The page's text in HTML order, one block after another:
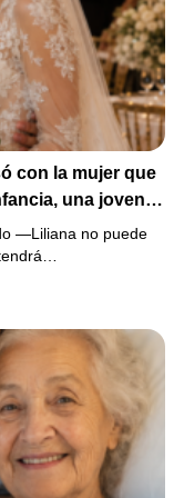
con la mujer que
una joven
vida. Tras su
y me confesó la
ella por encima
—Liliana no puede